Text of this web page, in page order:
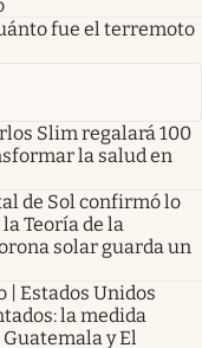
fue el terremoto
Slim regalará 100
la salud en
de Sol confirmó lo
Teoría de la
solar guarda un
| Estados Unidos
la medida
y El